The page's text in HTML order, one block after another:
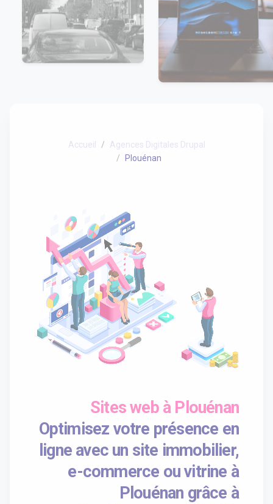
Accueil
Agences Digitales Drupal
Plouénan
Sites web à Plouénan
Optimisez votre présence en
ligne avec un site immobilier,
e-commerce ou vitrine à
Plouénan grâce à